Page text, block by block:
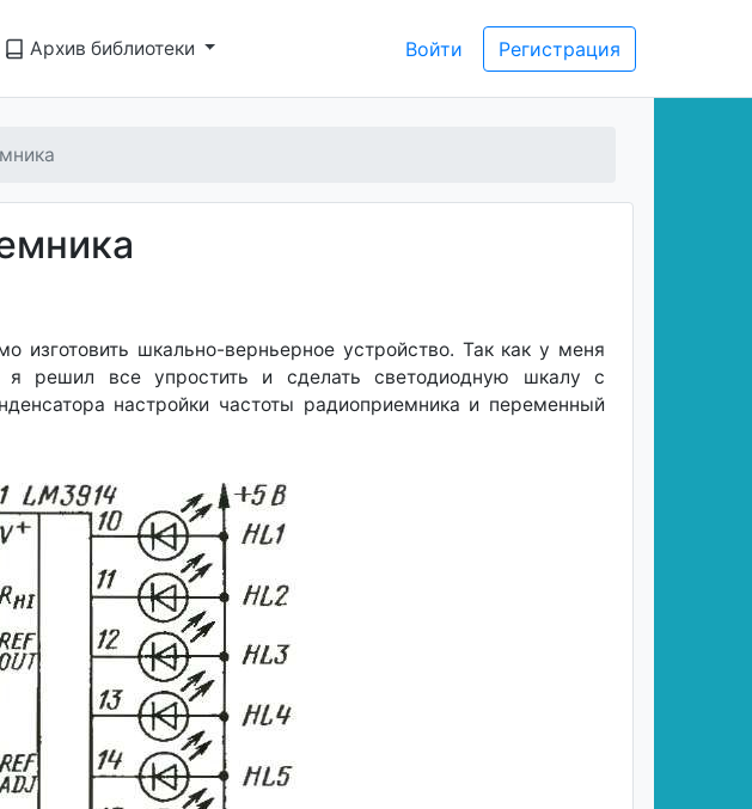
Архив библиотеки Войти Регистрация
изготовить шкально-верньерное устройство. Так как у меня
я решил все упростить и сделать светодиодную шкалу с
настройки частоты радиоприемника и переменный